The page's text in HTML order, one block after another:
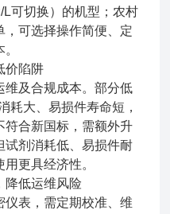
可切换）的机型；农村
，可选择操作简便、定
价陷阱
维及合规成本。部分低
耗大、易损件寿命短，
符合新国标，需额外升
试剂消耗低、易损件耐
更具经济性。
降低运维风险
仪表，需定期校准、维